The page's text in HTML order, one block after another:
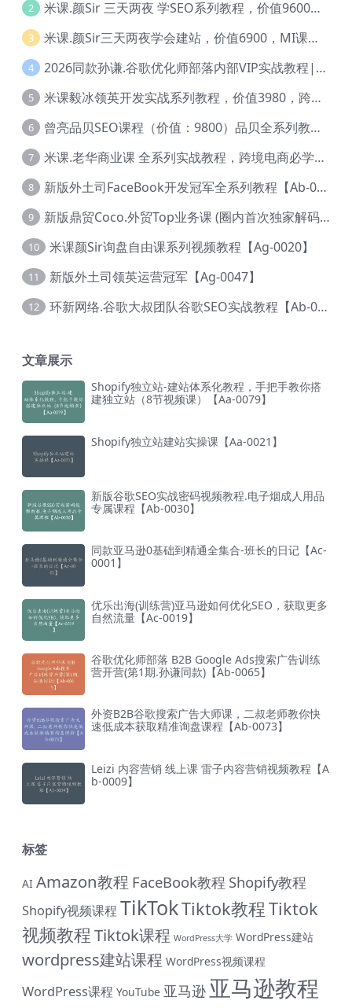
2 米课.颜Sir 三天两夜 学SEO系列教程，价值9600元，跨境人都在学 【Ag-0056】
3 米课.颜Sir三天两夜学会建站，价值6900，MI课甄选课程 【Ag-0055】
4 2026同款孙谦.谷歌优化师部落内部VIP实战教程|价值4999元全网独家解码（官方报名版本）【@034】
5 米课毅冰领英开发实战系列教程，价值3980，跨境必选【Ag-0049】
6 曾亮品贝SEO课程（价值：9800）品贝全系列教程 【Ab-0022】
7 米课.老华商业课 全系列实战教程，跨境电商必学，价值16900元【Ag-0053】
8 新版外土司FaceBook开发冠军全系列教程【Ab-0021】
9 新版鼎贸Coco.外贸Top业务课 (圈内首次独家解码|460节课)【Ag-0091】
10 米课颜Sir询盘自由课系列视频教程【Ag-0020】
11 新版外土司领英运营冠军【Ag-0047】
12 环新网络.谷歌大叔团队谷歌SEO实战教程【Ab-0024】
文章展示
Shopify独立站-建站体系化教程，手把手教你搭
建独立站（8节视频课）【Aa-0079】
Shopify独立站建站实操课【Aa-0021】
新版谷歌SEO实战密码视频教程.电子烟成人用品
专属课程【Ab-0030】
同款亚马逊0基础到精通全集合-班长的日记【Ac-
0001】
优乐出海(训练营)亚马逊如何优化SEO，获取更多
自然流量【Ac-0019】
谷歌优化师部落 B2B Google Ads搜索广告训练
营开营(第1期.孙谦同款)【Ab-0065】
外资B2B谷歌搜索广告大师课，二叔老师教你快
速低成本获取精准询盘课程【Ab-0073】
Leizi 内容营销 线上课 雷子内容营销视频教程【A
b-0009】
标签
AI Amazon教程 FaceBook教程 Shopify教程
Shopify视频课程 TikTokTiktok教程Tiktok
视频教程Tiktok课程 WordPress大学 WordPress建站
wordpress建站课程 WordPress视频课程
WordPress课程 YouTube 亚马逊 亚马逊教程